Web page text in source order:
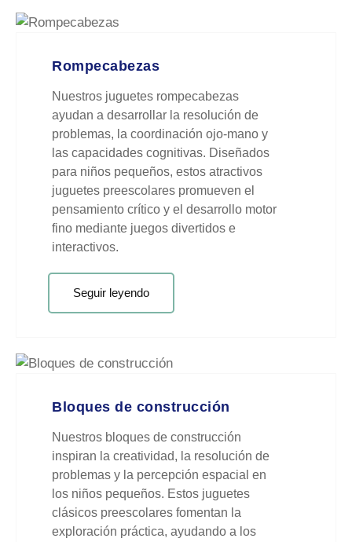
Rompecabezas
Nuestros juguetes rompecabezas
ayudan a desarrollar la resolución de
problemas, la coordinación ojo-mano y
las capacidades cognitivas. Diseñados
para niños pequeños, estos atractivos
juguetes preescolares promueven el
pensamiento crítico y el desarrollo motor
fino mediante juegos divertidos e
interactivos.
Seguir leyendo
Bloques de construcción
Nuestros bloques de construcción
inspiran la creatividad, la resolución de
problemas y la percepción espacial en
los niños pequeños. Estos juguetes
clásicos preescolares fomentan la
exploración práctica, ayudando a los